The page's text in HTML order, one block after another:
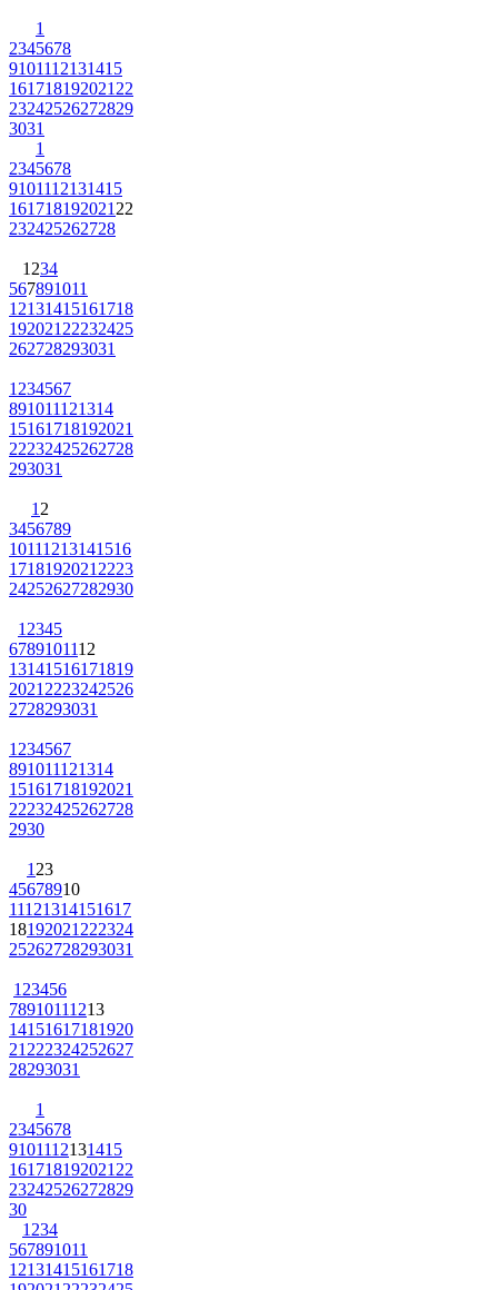
1
2345678
9101112131415
16171819202122
23242526272829
3031
1
2345678
9101112131415
16171819202122
232425262728
1234
567891011
12131415161718
19202122232425
262728293031
1234567
891011121314
15161718192021
22232425262728
293031
12
3456789
10111213141516
17181920212223
24252627282930
12345
6789101112
13141516171819
20212223242526
2728293031
1234567
891011121314
15161718192021
22232425262728
2930
123
45678910
11121314151617
18192021222324
25262728293031
123456
78910111213
14151617181920
21222324252627
28293031
1
2345678
9101112131415
16171819202122
23242526272829
30
1234
567891011
12131415161718